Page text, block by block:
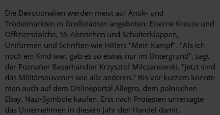
Die Devotionalien werden meist auf Antik- und
Trödelmärkten in Großstädten angeboten: Eiserne Kreuze und
Offiziers­dolche, SS-Abzeichen und Schulterklappen,
Uniformen und Schriften wie Hitlers "Mein Kampf". "Als ich
noch ein Kind war, gab es so etwas nur im Untergrund", sagt
der Poznańer ­Basarhändler Krzysztof Milczanowski. "Jetzt sind
das Militärsouvenirs wie alle anderen." Bis vor kurzem konnte
man auch auf dem Onlineportal Allegro, dem polnischen
Ebay, Nazi-Symbole kaufen. Erst nach Protesten untersagte
das Unternehmen in diesem Jahr den Handel damit.